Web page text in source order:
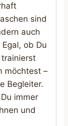
sind
auch
ob Du
möchtest –
Begleiter.
immer
und